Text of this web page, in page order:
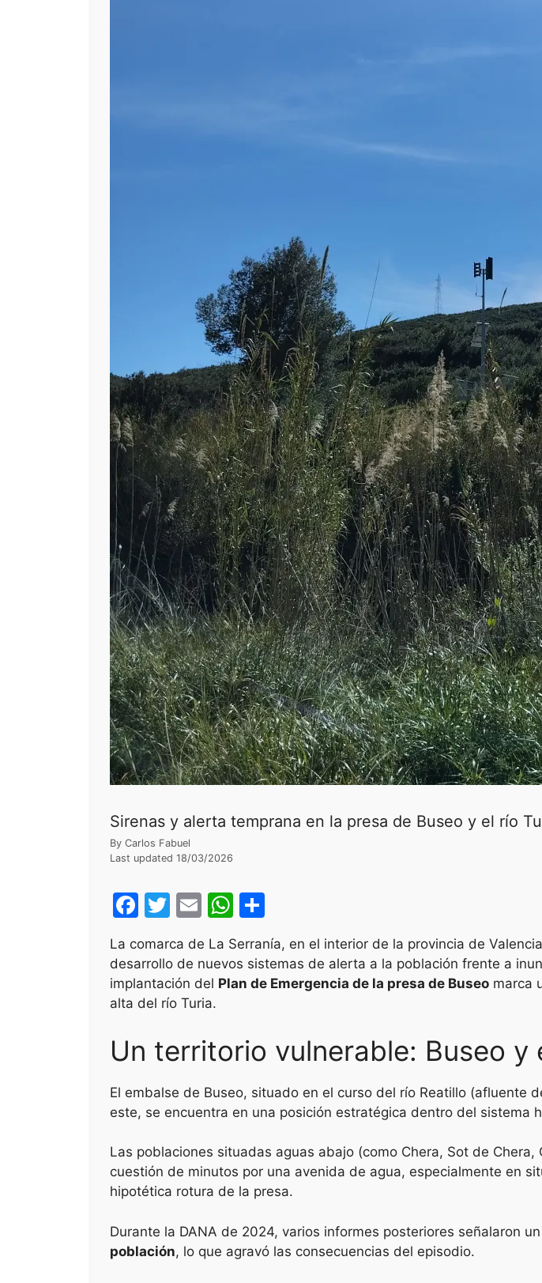
Sirenas y alerta temprana en la presa de Buseo y el río
By Carlos Fabuel
Last updated 18/03/2026
F
c
e
b
o
k
T
itt
er
E
m
ai
l
W
h
at
s
p
p
S
h
ar
e
La comarca de La Serranía, en el interior de la provincia de
desarrollo de nuevos sistemas de alerta a la población frente a
implantación del Plan de Emergencia de la presa de Buseomarca
alta del río Turia.
Un territorio vulnerable: Buseo y
El embalse de Buseo, situado en el curso del río Reatillo (afluente
este, se encuentra en una posición estratégica dentro del sistema
Las poblaciones situadas aguas abajo (como Chera, Sot de
cuestión de minutos por una avenida de agua, especialmente en
hipotética rotura de la presa.
Durante la DANA de 2024, varios informes posteriores señalaron
población, lo que agravó las consecuencias del episodio.